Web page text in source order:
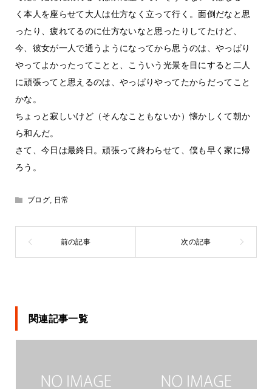
く本人を座らせて大人は仕方なく立って行く。面倒だなと思
ったり、疲れてるのに仕方ないなと思ったりしてたけど、
今、彼女が一人で通うようになってから思うのは、やっぱり
やってよかったってことと、こういう光景を目にすると二人
に頑張ってと思えるのは、やっぱりやってたからだってこと
かな。
ちょっと寂しいけど（そんなこともないか）懐かしくて朝か
ら和んだ。
さて、今日は最終日。頑張って終わらせて、僕も早く家に帰
ろう。
ブログ, 日常
関連記事一覧